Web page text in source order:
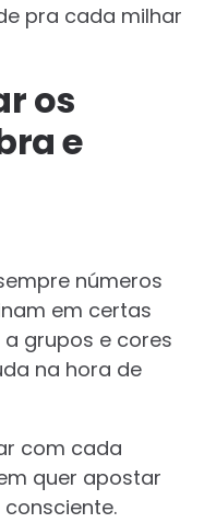
pra cada milhar
os
e
números
em certas
a grupos e cores
na hora de
com cada
quer apostar